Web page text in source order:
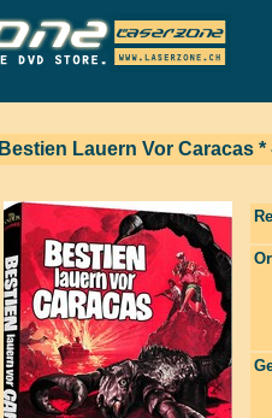
Bestien Lauern Vor Caracas